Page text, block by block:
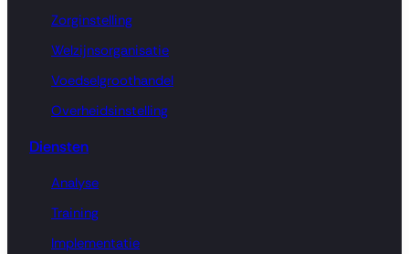
Zorginstelling
Welzijnsorganisatie
Voedselgroothandel
Overheidsinstelling
Diensten
Analyse
Training
Implementatie